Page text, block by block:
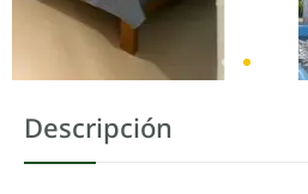
Descripción